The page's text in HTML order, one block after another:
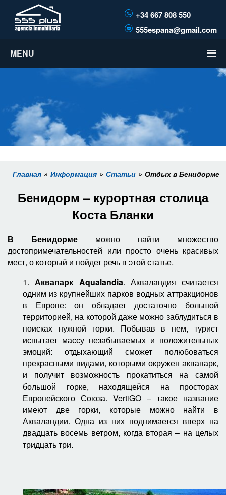
MENU
+34 667 808 550
555espana@gmail.com
Главная Информация Статьи Отдых в Бенидорме
Бенидорм – курортная столица
Коста Бланки
В Бенидорме можно найти множество
достопримечательностей или просто очень красивых
мест, о который и пойдет речь в этой статье.
1.Аквапарк Aqualandia. Акваландия считается
одним из крупнейших парков водных аттракционов
в Европе: он обладает достаточно большой
территорией, на которой даже можно заблудиться в
поисках нужной горки. Побывав в нем, турист
испытает массу незабываемых и положительных
эмоций: отдыхающий сможет полюбоваться
прекрасными видами, которыми окружен аквапарк,
и получит возможность прокатиться на самой
большой горке, находящейся на просторах
Европейского Союза. VertiGO – такое название
имеют две горки, которые можно найти в
Акваландии. Одна из них поднимается вверх на
двадцать восемь ветром, когда вторая – на целых
тридцать три.